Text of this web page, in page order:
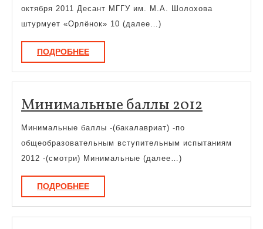
октября 2011 Десант МГГУ им. М.А. Шолохова
штурмует «Орлёнок» 10 (далее…)
ПОДРОБНЕЕПОДРОБНЕЕ
Минимальные баллы 2012
2012
Минимальные баллы -(бакалавриат) -по
общеобразовательным вступительным испытаниям
2012 -(смотри) Минимальные (далее…)
ПОДРОБНЕЕПОДРОБНЕЕ